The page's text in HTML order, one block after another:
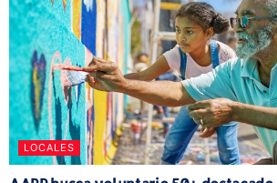
LOCALES